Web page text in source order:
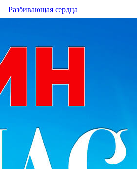
Разбивающая сердца